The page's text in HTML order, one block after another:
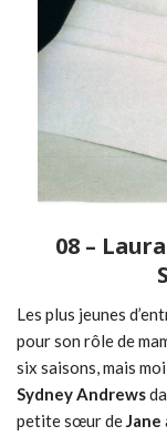
08 –
Les plus jeunes
pour son rôle de
six saisons, mais
Sydney Andrews
petite sœur deJane